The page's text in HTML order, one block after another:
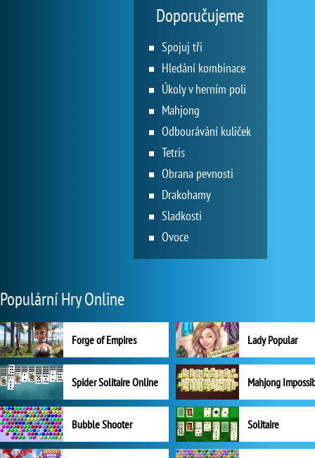
Doporučujeme
Spojuj tři
Hledání kombinace
Úkoly v herním poli
Mahjong
Odbourávání kuliček
Tetris
Obrana pevnosti
Drakohamy
Sladkosti
Ovoce
Populární Hry Online
Forge of Empires Lady Popular
Spider Solitaire Online Mahjong
Bubble Shooter Solitaire